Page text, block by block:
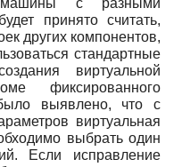
принято считать,
других компонентов,
стандартные
виртуальной
фиксированного
выявлено, что с
виртуальная
выбрать один
Если исправление